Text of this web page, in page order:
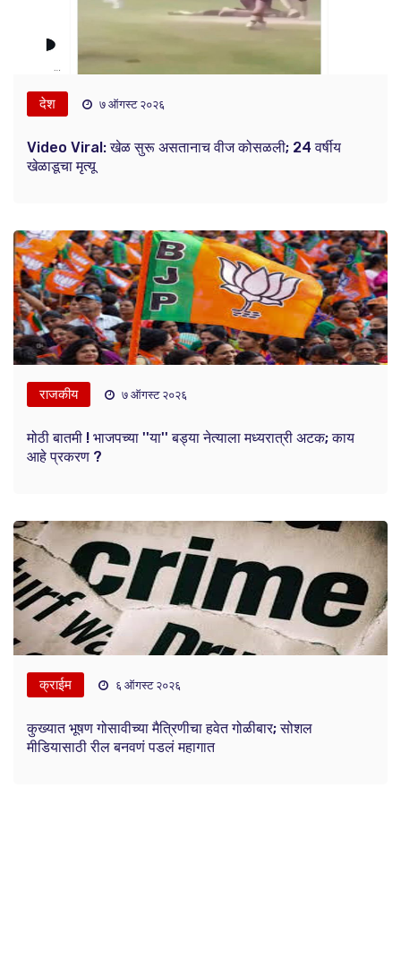
देश ७ ऑगस्ट २०२६
Video Viral: खेळ सुरू असतानाच वीज कोसळली; 24 वर्षीय
खेळाडूचा मृत्यू
राजकीय ७ ऑगस्ट २०२६
मोठी बातमी ! भाजपच्या ''या'' बड्या नेत्याला मध्यरात्री अटक; काय
आहे प्रकरण ?
क्राईम ६ ऑगस्ट २०२६
कुख्यात भूषण गोसावीच्या मैत्रिणीचा हवेत गोळीबार; सोशल
मीडियासाठी रील बनवणं पडलं महागात